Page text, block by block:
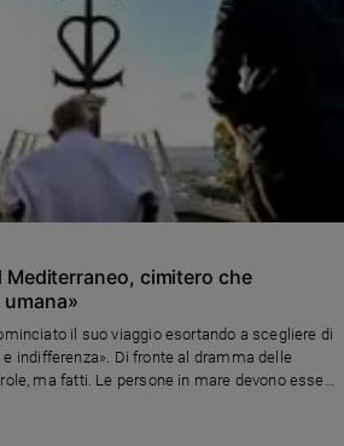
Mediterraneo, cimitero che
il suo viaggio esortando a scegliere di
indifferenza». Di fronte al dramma delle
ma fatti. Le persone in mare devono essere
il fratello travestiti da equilibrio» quelli contro